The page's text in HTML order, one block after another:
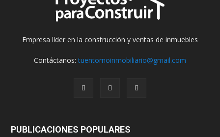
Empresa líder en la construcción y ventas de inmuebles
Contáctanos:tuentornoinmobiliario@gmail.com
PUBLICACIONES POPULARES